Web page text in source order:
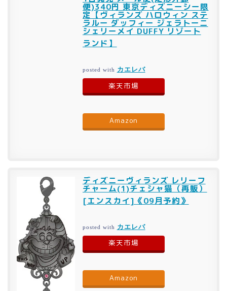
便)340円 東京ディズニーシー限
定【ヴィランズ ハロウィン ステ
ラルー ダッフィー ジェラトーニ
シェリーメイ DUFFY リゾート
ランド】
posted with カエレバ
楽天市場
Amazon
ディズニーヴィランズ レリーフ
チャーム(1)チェシャ猫（再販）
[エンスカイ]《09月予約》
posted with カエレバ
楽天市場
Amazon